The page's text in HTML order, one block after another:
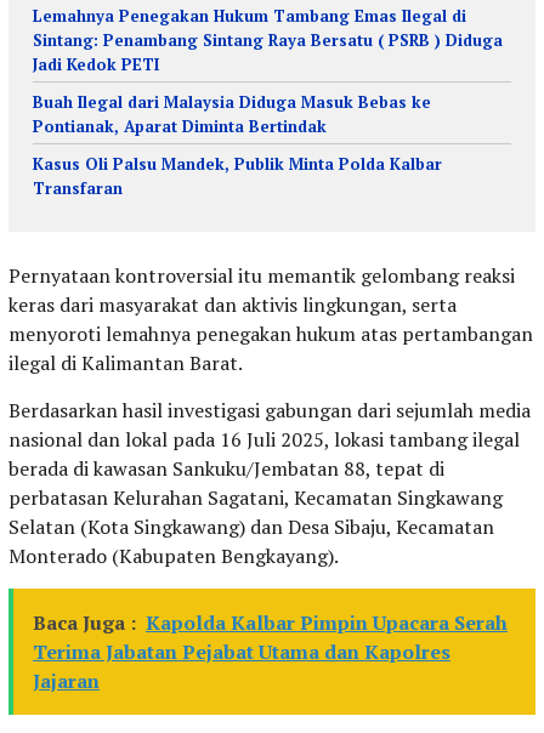
Lemahnya Penegakan Hukum Tambang Emas Ilegal di
Sintang: Penambang Sintang Raya Bersatu ( PSRB ) Diduga
Jadi Kedok PETI
Buah Ilegal dari Malaysia Diduga Masuk Bebas ke
Pontianak, Aparat Diminta Bertindak
Kasus Oli Palsu Mandek, Publik Minta Polda Kalbar
Transfaran
Pernyataan kontroversial itu memantik gelombang reaksi
keras dari masyarakat dan aktivis lingkungan, serta
menyoroti lemahnya penegakan hukum atas pertambangan
ilegal di Kalimantan Barat.
Berdasarkan hasil investigasi gabungan dari sejumlah media
nasional dan lokal pada 16 Juli 2025, lokasi tambang ilegal
berada di kawasan Sankuku/Jembatan 88, tepat di
perbatasan Kelurahan Sagatani, Kecamatan Singkawang
Selatan (Kota Singkawang) dan Desa Sibaju, Kecamatan
Monterado (Kabupaten Bengkayang).
Baca Juga : Kapolda Kalbar Pimpin Upacara Serah
Terima Jabatan Pejabat Utama dan Kapolres
Jajaran